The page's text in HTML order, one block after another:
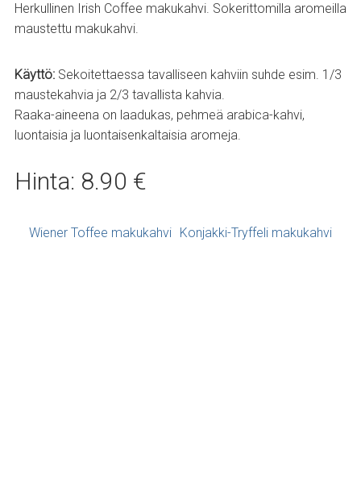
Herkullinen Irish Coffee makukahvi. Sokerittomilla aromeilla
maustettu makukahvi.
Käyttö: Sekoitettaessa tavalliseen kahviin suhde esim. 1/3
maustekahvia ja 2/3 tavallista kahvia.
Raaka-aineena on laadukas, pehmeä arabica-kahvi,
luontaisia ja luontaisenkaltaisia aromeja.
Hinta: 8.90 €
Artikkelien navigointi
Wiener Toffee makukahvi Konjakki-Tryffeli makukahvi